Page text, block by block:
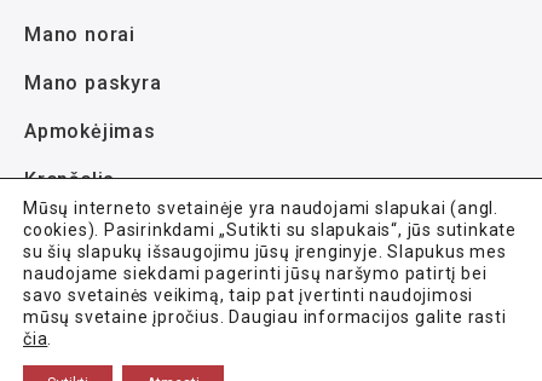
Mano norai
Mano paskyra
Apmokėjimas
Krepšelis
Mūsų interneto svetainėje yra naudojami slapukai (angl.
cookies). Pasirinkdami „Sutikti su slapukais“, jūs sutinkate
su šių slapukų išsaugojimu jūsų įrenginyje. Slapukus mes
naudojame siekdami pagerinti jūsų naršymo patirtį bei
savo svetainės veikimą, taip pat įvertinti naudojimosi
mūsų svetaine įpročius. Daugiau informacijos galite rasti
čia